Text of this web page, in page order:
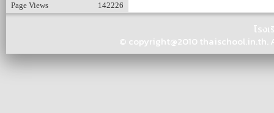
Page Views 142226
โรง
© copyright@2010 thaischool.in.th.